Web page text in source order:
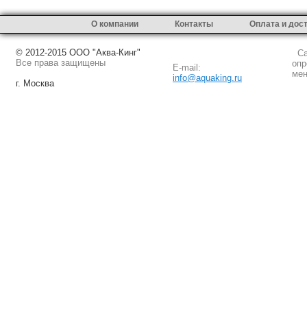
О компании Контакты Оплата и
© 2012-2015 ООО "Аква-Кинг"
Все права защищены
г. Москва
E-mail:
info@aquaking.ru